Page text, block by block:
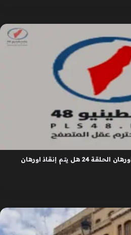
موعد عرض مسلسل المؤسس اورهان الحلقة 24 هل يتم إنقاذ اورهان